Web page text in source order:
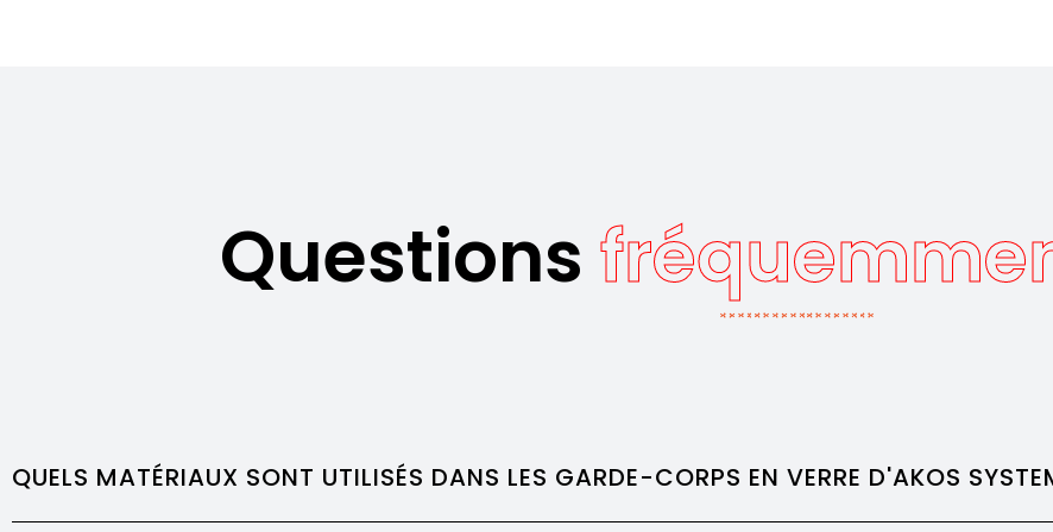
Questions
QUELS MATÉRIAUX SONT UTILISÉS DANS LES GARDE-CORPS EN VERRE D'AKOS